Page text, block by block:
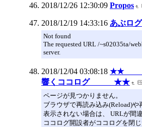
2018/12/26 12:30:09 Propos
2018/12/19 14:33:16 あぶログ
Not found
The requested URL /~s02035ta/
server.
2018/12/04 03:08:18 ★★
響くココログ ★★
ページが見つかりません。
ブラウザで再読み込み(Reload)
表示されない場合は、 URLが間
ココログ開設者がココログを閉